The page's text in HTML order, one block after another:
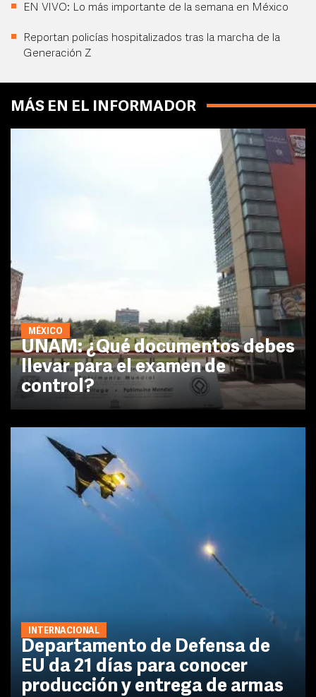
EN VIVO: Lo más importante de la semana en México
Reportan policías hospitalizados tras la marcha de la
Generación Z
MÁS EN EL INFORMADOR
MÉXICO
UNAM: ¿Qué documentos debes
llevar para el examen de
control?
INTERNACIONAL
Departamento de Defensa de
EU da 21 días para conocer
producción y entrega de armas